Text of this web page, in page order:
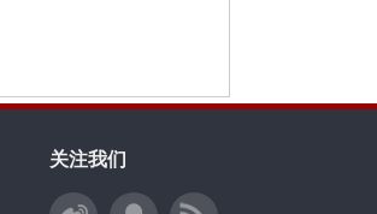
关注我们